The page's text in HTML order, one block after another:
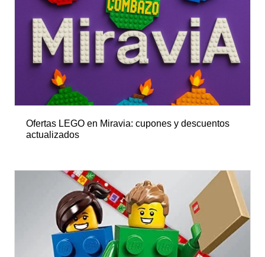
Ofertas LEGO en Miravia: cupones y descuentos
actualizados